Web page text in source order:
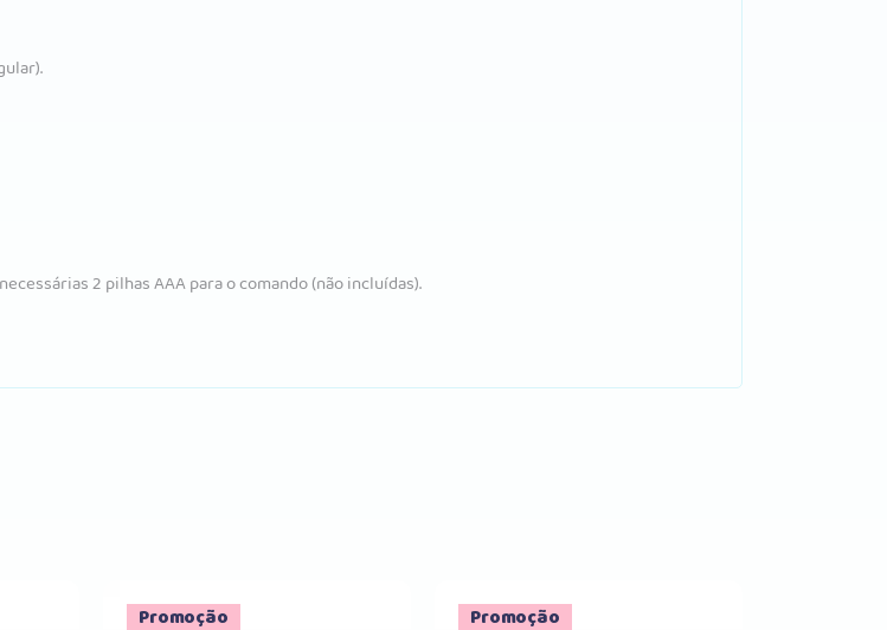
2 pilhas AAA para o comando (não incluídas).
Promoção Promoção